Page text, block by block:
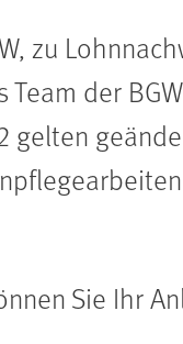
zu
der
gelten
Sie Ihr